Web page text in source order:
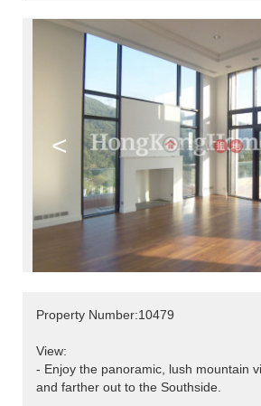
<
Property Number:10479
View:
- Enjoy the panoramic, lush mountain
and farther out to the Southside.